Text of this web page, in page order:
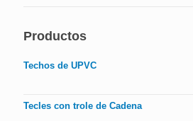
Productos
Techos de UPVC
Tecles con trole de Cadena